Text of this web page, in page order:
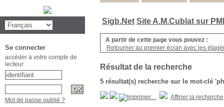
Sigb.Net Site A.M.Cublat sur
A partir de cette page vous pouvez :
Retourner au premier écran avec les
Résultat de la recherche
5 résultat(s) recherche sur le mot-clé
Affiner la recherche
Se connecter
accéder à votre compte de
lecteur
Mot de passe oublié ?